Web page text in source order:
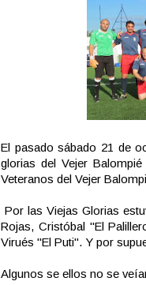
El pasado sábado 21 de
glorias del Vejer
Veteranos del Vejer
Por las Viejas Glorias
Rojas, Cristóbal "El
Virués "El Puti". Y por
Algunos se ellos no se